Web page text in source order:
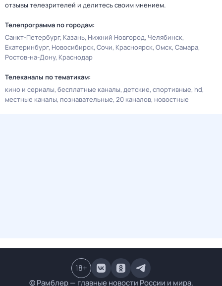
отзывы телезрителей и делитесь своим мнением.
Телепрограмма по городам:
Санкт-Петербург Казань Нижний Новгород Челябинск
Екатеринбург Новосибирск Сочи Красноярск Омск Самара
Ростов-на-Дону Краснодар
Телеканалы по тематикам:
кино и сериалы бесплатные каналы детские спортивные hd
местные каналы познавательные 20 каналов новостные
© Рамблер — главные новости России и мира,
18+